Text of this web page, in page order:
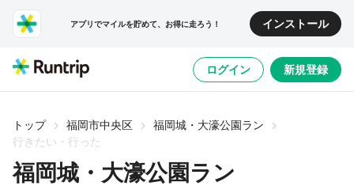
アプリでマイルを貯めて、お得に走ろう！ インストール
ログイン 新規登録
トップ 福岡市中央区
福岡城・大濠公園ラン
行きたい・行った
福岡城・大濠公園ラン